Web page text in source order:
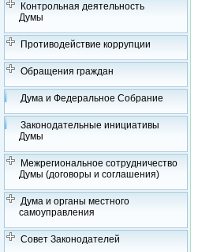
Контрольная деятельность
Думы
Противодействие коррупции
Обращения граждан
Дума и Федеральное Собрание
Законодательные инициативы
Думы
Межрегиональное сотрудничество
Думы (договоры и соглашения)
Дума и органы местного
самоуправления
Совет Законодателей